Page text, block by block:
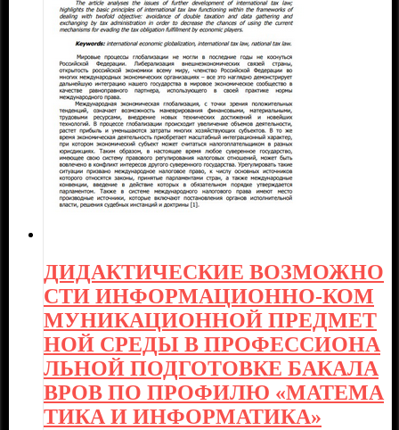
ДИДАКТИЧЕСКИЕ ВОЗМОЖНО
СТИ ИНФОРМАЦИОННО-КОМ
МУНИКАЦИОННОЙ ПРЕДМЕТ
НОЙ СРЕДЫ В ПРОФЕССИОНА
ЛЬНОЙ ПОДГОТОВКЕ БАКАЛА
ВРОВ ПО ПРОФИЛЮ «МАТЕМА
ТИКА И ИНФОРМАТИКА»